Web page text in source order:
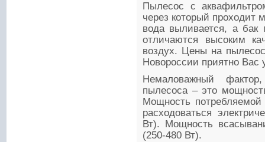
Пылесос с
через который проходит
вода выливается, а бак
отличаются высоким
воздух. Цены на
Новороссии приятно Вас
Немаловажный
пылесоса – это
Мощность потребляемой
расходоваться
Вт). Мощность
(250-480 Вт).